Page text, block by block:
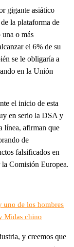
gigante asiático
la plataforma de
o más
el 6% de su
se le obligaría a
en la Unión
el inicio de esta
en serio la DSA y
línea, afirman que
de
falsificados en
Comisión Europea.
uno de los hombres
Midas chino
y creemos que